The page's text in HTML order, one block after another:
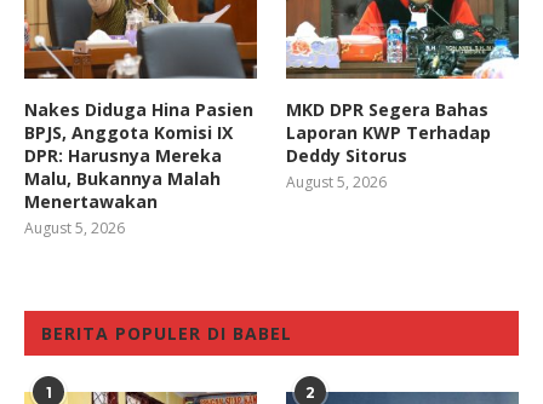
Nakes Diduga Hina Pasien
BPJS, Anggota Komisi IX
DPR: Harusnya Mereka
Malu, Bukannya Malah
Menertawakan
August 5, 2026
MKD DPR Segera Bahas
Laporan KWP Terhadap
Deddy Sitorus
August 5, 2026
BERITA POPULER DI BABEL
1 2